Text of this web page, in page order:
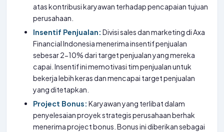
atas kontribusi karyawan terhadap pencapaian tujuan
perusahaan.
Insentif Penjualan: Divisi sales dan marketing di Axa
Financial Indonesia menerima insentif penjualan
sebesar 2-10% dari target penjualan yang mereka
capai. Insentif ini memotivasi tim penjualan untuk
bekerja lebih keras dan mencapai target penjualan
yang ditetapkan.
Project Bonus: Karyawan yang terlibat dalam
penyelesaian proyek strategis perusahaan berhak
menerima project bonus. Bonus ini diberikan sebagai